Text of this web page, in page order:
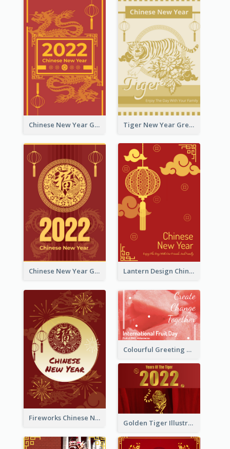
Chinese New Year Greeting Card With Graphic Decorations Tiger New Year Greeting Card With Decorations
Chinese New Year Greeting Card With Dragon Decorations Lantern Design Chinese New Year Greeting Card
Fireworks Chinese New Year Greeting Card
Colourful Greeting Card For International Fruit Day 2021
Golden Tiger Illustration Chinese New Year Greeting Card